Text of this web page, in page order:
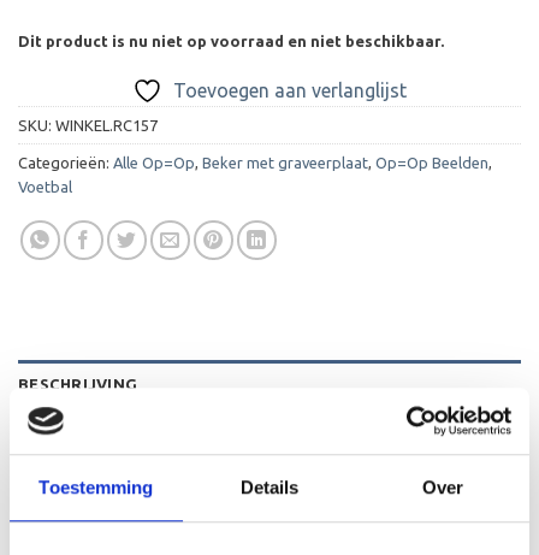
Toestemming Details Over
Dit product is nu niet op voorraad en niet beschikbaar.
Toevoegen aan verlanglijst
SKU: WINKEL.RC157
Categorieën: Alle Op=Op, Beker met graveerplaat, Op=Op Beelden,
Voetbal
BESCHRIJVING
AANVULLENDE INFORMATIE
BEOORDELINGEN (0)